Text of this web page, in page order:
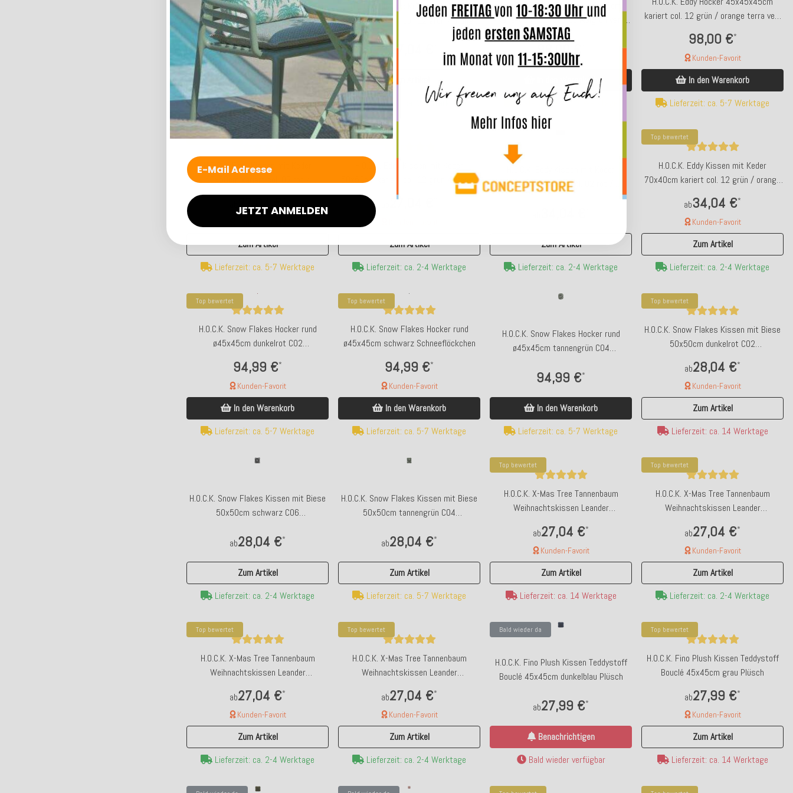
H.O.C.K. Charles Kissen mit Keder
50x50cm kariert col. 02 rot /
dunkelgrün very british
ab27,04 €*
Zum Artikel
Lieferzeit: ca. 14 Werktage
H.O.C.K. Charles Kissen mit Keder
50x50cm kariert col. 12 grün / orange
terra very british
27,04 €
Zum Artikel
Lieferzeit: ca. 2-4 Werktage
H.O.C.K. Eddy Hocker 45x45x45cm
kariert col. 02 rot / dunkelgrün very
british
98,00 €
In den Warenkorb
Lieferzeit: ca. 5-7 Werktage
kariert col. 12 grün / orange terra very
98,00 €*
Kunden-Favorit
In den Warenkorb
Lieferzeit: ca. 5-7 Werktage
Top bewertet
H.O.C.K. Eddy Kissen mit Keder
dunkelgrün very british
27,04 €
Zum Artikel
Lieferzeit: ca. 5-7 Werktage
Top bewertet
H.O.C.K. Eddy Kissen mit Keder
50x50cm kariert col. 12 grün / orange
terra very british
27,04 €
Zum Artikel
Lieferzeit: ca. 2-4 Werktage
70x40cm kariert col. 02 rot /
Zum Artikel
Lieferzeit: ca. 2-4 Werktage
Top bewertet
H.O.C.K. Eddy Kissen mit Keder
70x40cm kariert col. 12 grün / orange
ab34,04 €*
Kunden-Favorit
Zum Artikel
Lieferzeit: ca. 2-4 Werktage
Top bewertet
H.O.C.K. Snow Flakes Hocker rund
ø45x45cm dunkelrot C02
94,99 €*
Kunden-Favorit
In den Warenkorb
Lieferzeit: ca. 5-7 Werktage
Top bewertet
H.O.C.K. Snow Flakes Hocker rund
ø45x45cm schwarz Schneeflöckchen
94,99 €*
Kunden-Favorit
In den Warenkorb
Lieferzeit: ca. 5-7 Werktage
H.O.C.K. Snow Flakes Hocker rund
ø45x45cm tannengrün C04
94,99 €*
In den Warenkorb
Lieferzeit: ca. 5-7 Werktage
Top bewertet
H.O.C.K. Snow Flakes Kissen mit Biese
50x50cm dunkelrot C02
ab28,04 €*
Kunden-Favorit
Zum Artikel
Lieferzeit: ca. 14 Werktage
H.O.C.K. Snow Flakes Kissen mit Biese
50x50cm schwarz C06
ab28,04 €*
Zum Artikel
Lieferzeit: ca. 2-4 Werktage
H.O.C.K. Snow Flakes Kissen mit Biese
50x50cm tannengrün C04
ab28,04 €*
Zum Artikel
Lieferzeit: ca. 5-7 Werktage
Top bewertet
H.O.C.K. X-Mas Tree Tannenbaum
Weihnachtskissen Leander
grün
ab27,04 €*
Kunden-Favorit
Zum Artikel
Lieferzeit: ca. 14 Werktage
Top bewertet
H.O.C.K. X-Mas Tree Tannenbaum
Weihnachtskissen Leander
/ weiß
ab27,04 €*
Kunden-Favorit
Zum Artikel
Lieferzeit: ca. 2-4 Werktage
Top bewertet
H.O.C.K. X-Mas Tree Tannenbaum
Weihnachtskissen Leander
schwarz
ab27,04 €*
Kunden-Favorit
Zum Artikel
Lieferzeit: ca. 2-4 Werktage
Top bewertet
H.O.C.K. X-Mas Tree Tannenbaum
Weihnachtskissen Leander
braun
ab27,04 €*
Kunden-Favorit
Zum Artikel
Lieferzeit: ca. 2-4 Werktage
Bald wieder da
H.O.C.K. Fino Plush Kissen Teddystoff
Bouclé 45x45cm dunkelblau Plüsch
ab27,99 €*
Benachrichtigen
Bald wieder verfügbar
Top bewertet
H.O.C.K. Fino Plush Kissen Teddystoff
Bouclé 45x45cm grau Plüsch
ab27,99 €*
Kunden-Favorit
Zum Artikel
Lieferzeit: ca. 14 Werktage
JETZT ANMELDEN